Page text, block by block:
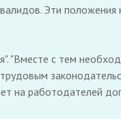
Эти положения
"Вместе с тем
на работодателей